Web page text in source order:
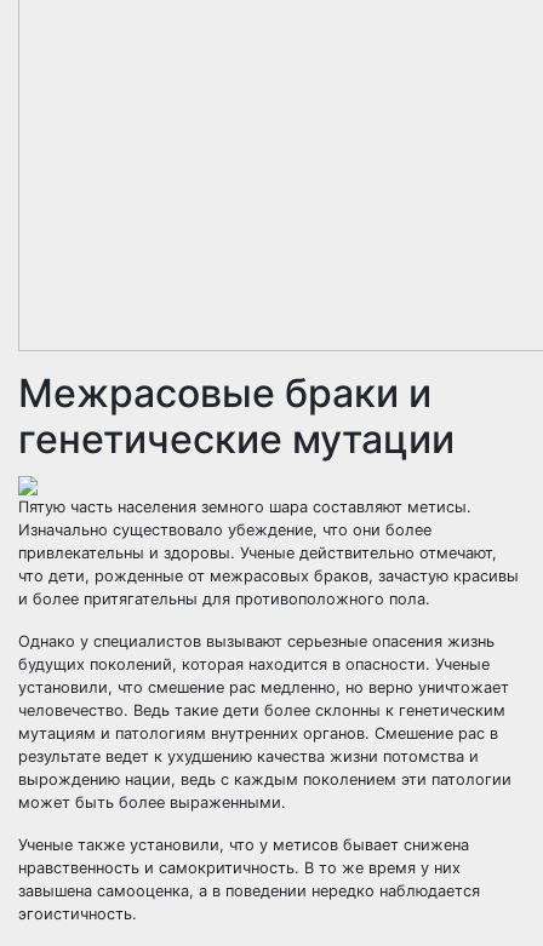
Межрасовые браки и
генетические мутации
Пятую часть населения земного шара составляют метисы.
Изначально существовало убеждение, что они более
привлекательны и здоровы. Ученые действительно отмечают,
что дети, рожденные от межрасовых браков, зачастую красивы
и более притягательны для противоположного пола.
Однако у специалистов вызывают серьезные опасения жизнь
будущих поколений, которая находится в опасности. Ученые
установили, что смешение рас медленно, но верно уничтожает
человечество. Ведь такие дети более склонны к генетическим
мутациям и патологиям внутренних органов. Смешение рас в
результате ведет к ухудшению качества жизни потомства и
вырождению нации, ведь с каждым поколением эти патологии
может быть более выраженными.
Ученые также установили, что у метисов бывает снижена
нравственность и самокритичность. В то же время у них
завышена самооценка, а в поведении нередко наблюдается
эгоистичность.